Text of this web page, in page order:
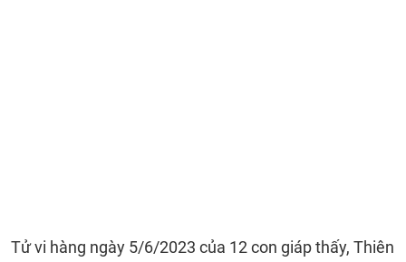
Tử vi hàng ngày 5/6/2023 của 12 con giáp thấy, Thiên